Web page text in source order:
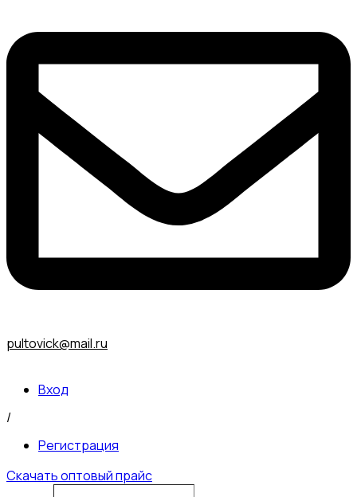
pultovick@mail.ru
Вход
/
Регистрация
Скачать оптовый прайс